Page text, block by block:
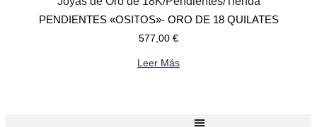
PENDIENTES «OSITOS»- ORO DE 18 QUILATES
577,00 €
Leer Más